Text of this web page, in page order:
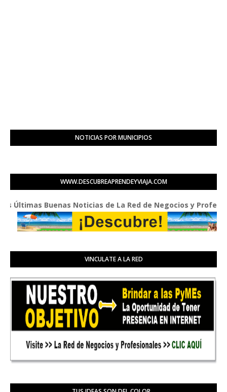
NOTICIAS POR MUNICIPIOS
WWW.DESCUBREAPRENDEYVIAJA.COM
Buenas Noticias de La Red de Negocios y Profesionales
VINCULATE A LA RED